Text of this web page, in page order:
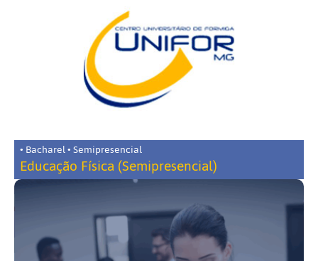
• Bacharel • Semipresencial
Educação Física (Semipresencial)